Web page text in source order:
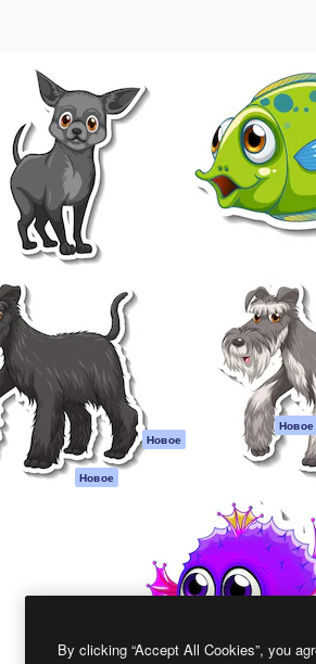
Продукция
Spaces
ИИ-помощник
Генератор
Генератор видео
ИИ
Генератор голоса
на основе ИИ
Стоковый контент
MCP для
Claude/ChatGPT
Новое
Агенты Новое
Все инструменты
Magnific
Начать
Academy
Документация
поддержки
Условия и
положения
Политика
Оригиналы Новое
Политика
Центр доверия
Партнеры
Предприятие
By clicking “Accept All Cookies”, you